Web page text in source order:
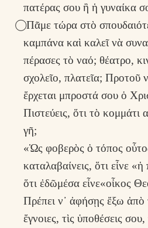
πατέρας σου ἢ ἡ γυναίκα
⃝ Πᾶμε τώρα στὸ
καμπάνα καὶ καλεῖ νὰ
πέρασες τὸ ναό; θέατρο,
σχολεῖο, πλατεῖα; Προτοῦ
ἔρχεται μπροστά σου ὁ
Πιστεύεις, ὅτι τὸ κομμάτι
γῆ;
«Ὡς φοβερὸς ὁ τόπος
καταλαβαίνεις, ὅτι εἶνε
ὅτι ἐδῶμέσα εἶνε«οἶκος
Πρέπει ν᾽ ἀφήσῃς ἔξω ἀπὸ
ἔγνοιες, τὶς ὑποθέσεις